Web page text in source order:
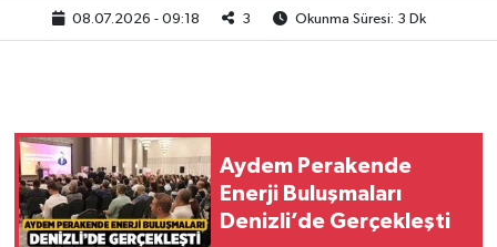
08.07.2026 - 09:18 3 Okunma Süresi: 3 Dk
Aydem Perakende
Enerji Buluşmaları
Denizli’de Gerçekleşti